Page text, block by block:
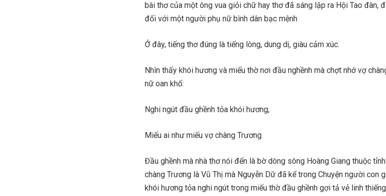
bài thơ của một ông vua giỏi chữ hay thơ đã sáng lập ra Hội Tao đàn,
đối với một người phụ nữ bình dân bạc mệnh
Ở đây, tiếng thơ đúng là tiếng lòng, dung dị, giàu cảm xúc.
Nhìn thấy khói hương và miếu thờ nơi đầu nghềnh mà chợt nhớ vợ
nữ oan khổ:
Nghi ngút đầu ghềnh tỏa khói hương,
Miếu ai như miếu vợ chàng Trương
Đầu ghềnh mà nhà thơ nói đến là bờ dòng sông Hoàng Giang thuộc
chàng Trương là Vũ Thị mà Nguyễn Dữ đã kể trong Chuyện người con
khói hương tỏa nghi ngút trong miếu thờ đầu ghềnh gợi tả vẻ linh